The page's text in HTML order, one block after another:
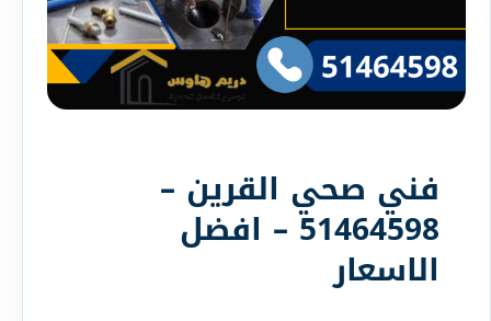
فني صحي القرين –
51464598 – افضل
الاسعار